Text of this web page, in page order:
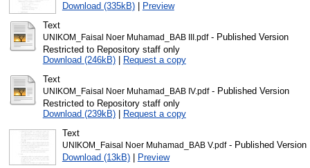
Download (335kB)|
Preview
Text
UNIKOM_Faisal Noer Muhamad_BAB III.pdf- Published Version
Restricted to Repository staff only
Download (246kB)|
Request a copy
Text
UNIKOM_Faisal Noer Muhamad_BAB IV.pdf- Published Version
Restricted to Repository staff only
Download (239kB)|
Request a copy
Text
UNIKOM_Faisal Noer Muhamad_BAB V.pdf- Published Version
Download (13kB)| Preview